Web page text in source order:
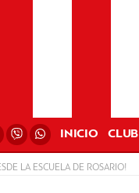
INICIO CLUB
LA ESCUELA DE ROSARIO!